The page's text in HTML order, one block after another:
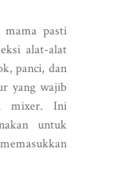
pasti
alat-alat
panci, dan
yang wajib
mixer. Ini
untuk